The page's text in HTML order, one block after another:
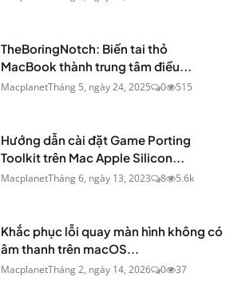
TheBoringNotch: Biến tai thỏ
MacBook thành trung tâm điều...
MacplanetTháng 5, ngày 24, 2025 0 515
Hướng dẫn cài đặt Game Porting
Toolkit trên Mac Apple Silicon...
MacplanetTháng 6, ngày 13, 2023 8 5.6k
Khắc phục lỗi quay màn hình không có
âm thanh trên macOS...
MacplanetTháng 2, ngày 14, 2026 0 37